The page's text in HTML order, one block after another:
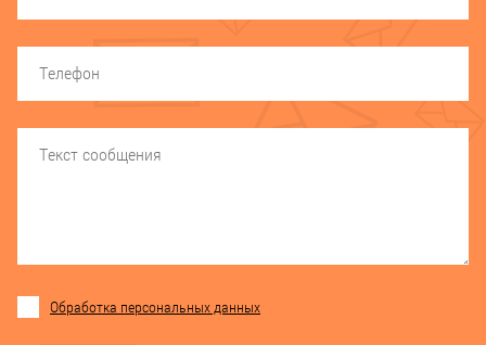
Обработка персональных данных